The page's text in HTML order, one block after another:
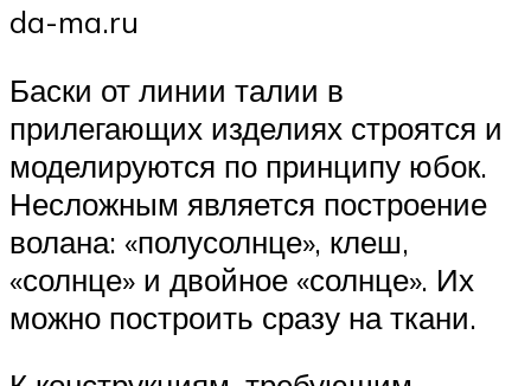
da-ma.ru
Баски от линии талии в
прилегающих изделиях строятся и
моделируются по принципу юбок.
Несложным является построение
волана: «полусолнце», клеш,
«солнце» и двойное «солнце». Их
можно построить сразу на ткани.